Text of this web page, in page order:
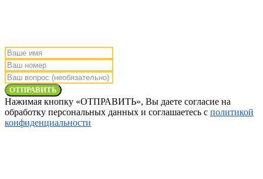
ОТПРАВИТЬ
Нажимая кнопку «ОТПРАВИТЬ», Вы даете согласие на
обработку персональных данных и соглашаетесь с политикой
конфиденциальности